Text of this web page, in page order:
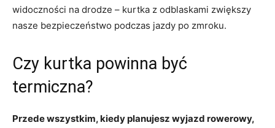
widoczności na drodze – kurtka‍ z⁢ odblaskami zwiększy
nasze bezpieczeństwo podczas jazdy po​ zmroku.
Czy kurtka powinna być
termiczna?
Przede ​wszystkim, kiedy planujesz⁤ wyjazd rowerowy,